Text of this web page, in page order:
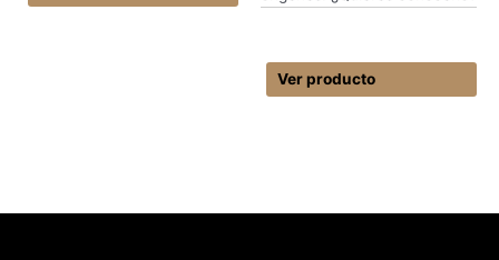
Ver producto